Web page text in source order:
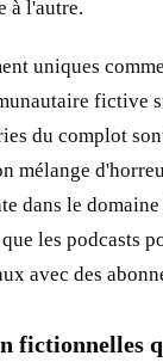
à l'autre.
uniques comme
fictive
du complot
mélange
dans le domaine
les podcasts
avec des
fictionnelles